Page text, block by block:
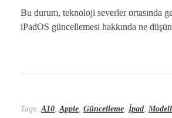
Bu durum, teknoloji severler ortasında
iPadOS güncellemesi hakkında ne
Tags: A10 Apple Güncelleme İpad